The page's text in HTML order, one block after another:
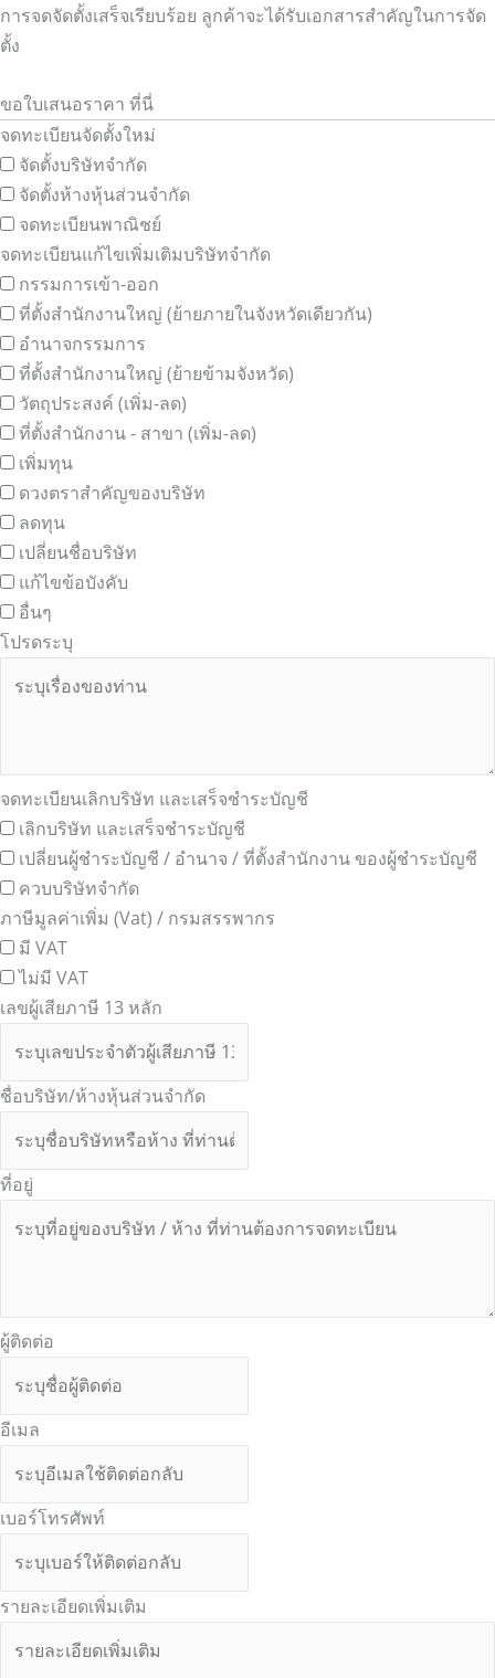
การจดจัดตั้งเสร็จเรียบร้อย ลูกค้าจะได้รับเอกสารสำคัญในการจัด
ตั้ง
ขอใบเสนอราคา ที่นี่
จดทะเบียนจัดตั้งใหม่
จัดตั้งบริษัทจำกัด
จัดตั้งห้างหุ้นส่วนจำกัด
จดทะเบียนพาณิชย์
จดทะเบียนแก้ไขเพิ่มเติมบริษัทจำกัด
กรรมการเข้า-ออก
ที่ตั้งสำนักงานใหญ่ (ย้ายภายในจังหวัดเดียวกัน)
อำนาจกรรมการ
ที่ตั้งสำนักงานใหญ่ (ย้ายข้ามจังหวัด)
วัตถุประสงค์ (เพิ่ม-ลด)
ที่ตั้งสำนักงาน - สาขา (เพิ่ม-ลด)
เพิ่มทุน
ดวงตราสำคัญของบริษัท
ลดทุน
เปลี่ยนชื่อบริษัท
แก้ไขข้อบังคับ
อื่นๆ
โปรดระบุ
จดทะเบียนเลิกบริษัท และเสร็จชำระบัญชี
เลิกบริษัท และเสร็จชำระบัญชี
เปลี่ยนผู้ชำระบัญชี / อำนาจ / ที่ตั้งสำนักงาน ของผู้ชำระบัญชี
ควบบริษัทจำกัด
ภาษีมูลค่าเพิ่ม (Vat) / กรมสรรพากร
มี VAT
ไม่มี VAT
เลขผู้เสียภาษี 13 หลัก
ชื่อบริษัท/ห้างหุ้นส่วนจำกัด
ที่อยู่
ผู้ติดต่อ
อีเมล
เบอร์โทรศัพท์
รายละเอียดเพิ่มเติม